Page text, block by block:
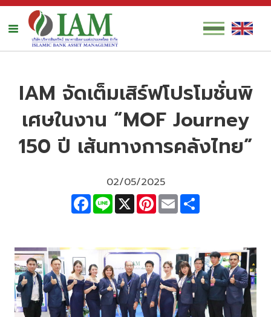
IAM จัดเต็มเสิร์ฟโปรโมชั่นพิ
เศษในงาน “MOF Journey
150 ปี เส้นทางการคลังไทย”
02/05/2025
Facebook
Line X Pinterest
Email